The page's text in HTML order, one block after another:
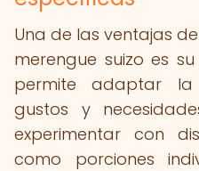
Una de las ventajas
merengue suizo es
permite adaptar
gustos y
experimentar con
como porciones